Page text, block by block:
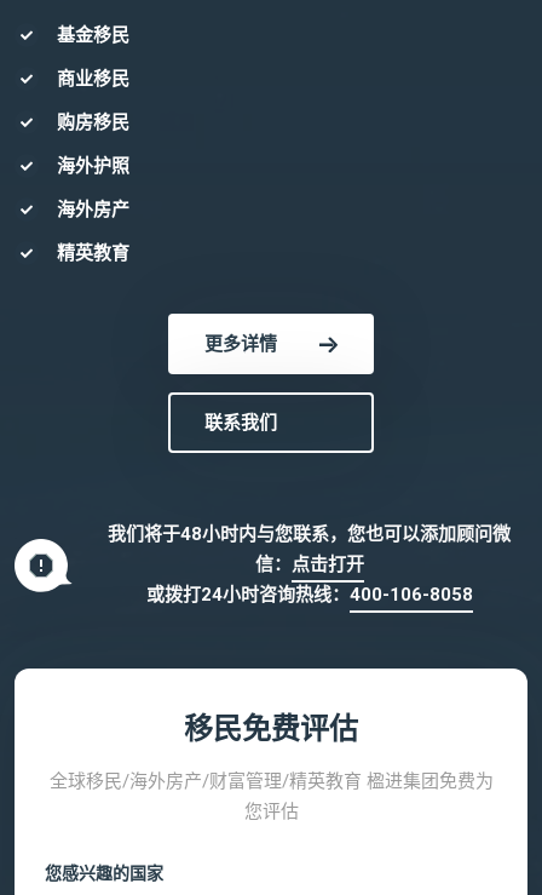
基金移民
商业移民
购房移民
海外护照
海外房产
精英教育
更多详情
联系我们
我们将于48小时内与您联系，您也可以添加顾问微
信： 点击打开
或拨打24小时咨询热线： 400-106-8058
移民免费评估
全球移民/海外房产/财富管理/精英教育 楹进集团免费为
您评估
您感兴趣的国家